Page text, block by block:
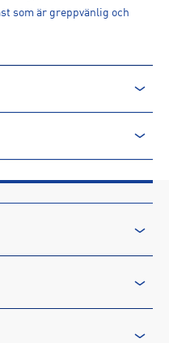
som är greppvänlig och